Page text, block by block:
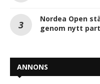
Nordea Open
genom nytt
ANNONS